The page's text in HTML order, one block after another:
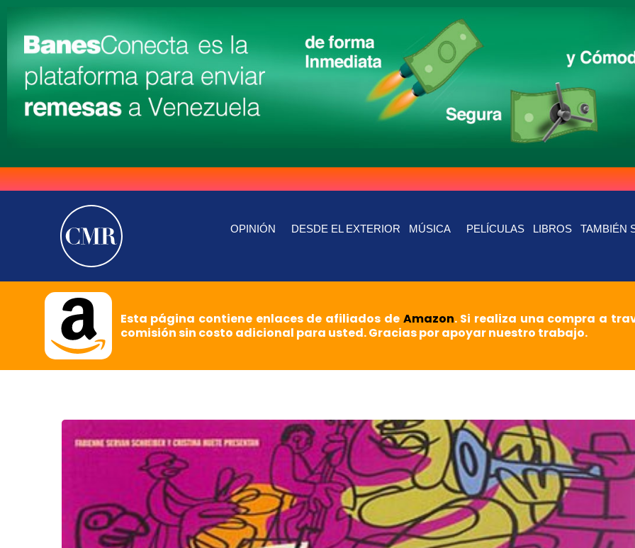
OPINIÓN DESDE EL EXTERIOR MÚSICA PELÍCULAS LIBROS TAMBIÉN
Esta página contiene enlaces de afiliados de Amazon. Si realiza una compra a
comisión sin costo adicional para usted. Gracias por apoyar nuestro trabajo.